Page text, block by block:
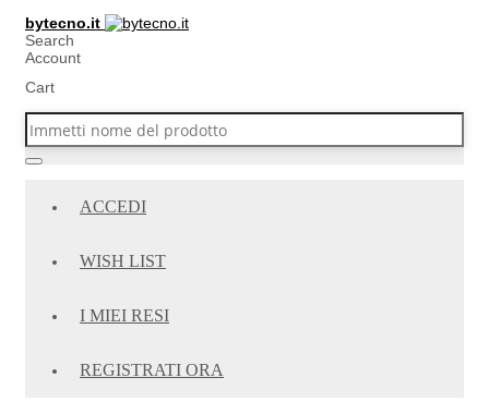
bytecno.it
Search
Account
Cart
ACCEDI
WISH LIST
I MIEI RESI
REGISTRATI ORA